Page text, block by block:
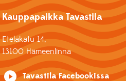
Kauppapaikka Tavastila
Eteläkatu 14,
13100 Hämeenlinna
Tavastila Facebookissa